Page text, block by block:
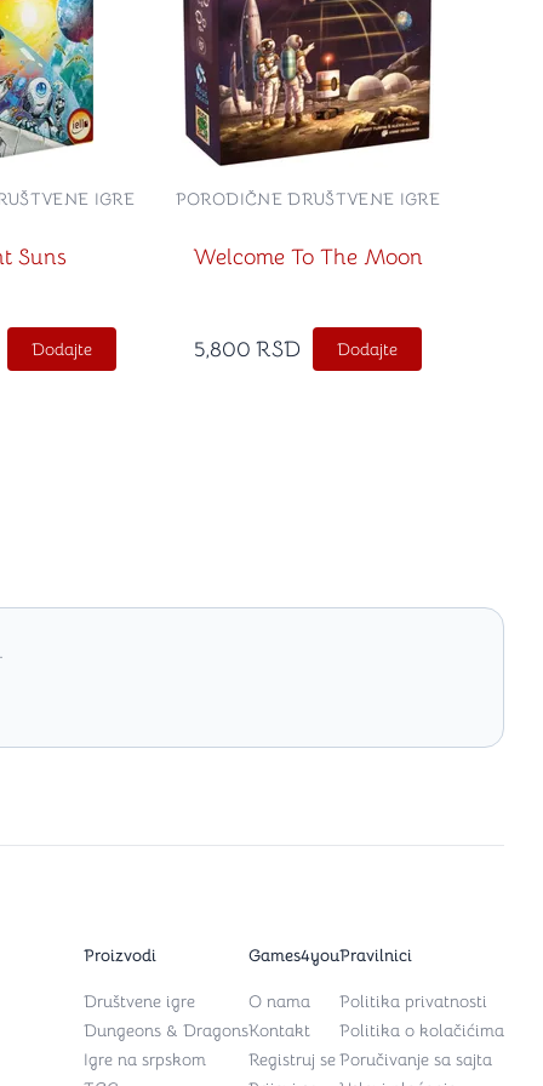
Suns
IGRE
Dodajte
Welcome To The Moon
PORODIČNE DRUŠTVENE IGRE
5,800 RSD Dodajte
Proizvodi
Društvene igre
Dungeons & Dragons
Igre na srpskom
Games4you
O nama
Kontakt
Registruj se
Pravilnici
Politika privatnosti
Politika o kolačićima
Poručivanje sa sajta